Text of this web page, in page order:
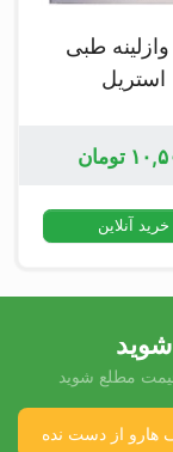
طبی
استریل
تومان
خرید آنلاین
مطلع شوید